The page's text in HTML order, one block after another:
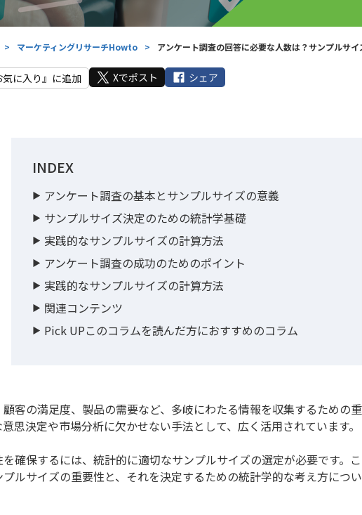
> マーケティングリサーチHowto > アンケート調査の回答に必要な人数は？サンプルサ
に入り』に追加 Xでポスト シェア
INDEX
アンケート調査の基本とサンプルサイズの意義
サンプルサイズ決定のための統計学基礎
実践的なサンプルサイズの計算方法
アンケート調査の成功のためのポイント
実践的なサンプルサイズの計算方法
関連コンテンツ
Pick UPこのコラムを読んだ方におすすめのコラム
客の満足度、製品の需要など、多岐にわたる情報を収集するための
思決定や市場分析に欠かせない手法として、広く活用されています。
確保するには、統計的に適切なサンプルサイズの選定が必要です。
ルサイズの重要性と、それを決定するための統計学的な考え方につ